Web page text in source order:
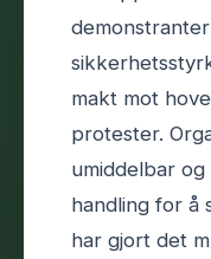
makt mot
protester.
umiddelbar
handling for å
har gjort det